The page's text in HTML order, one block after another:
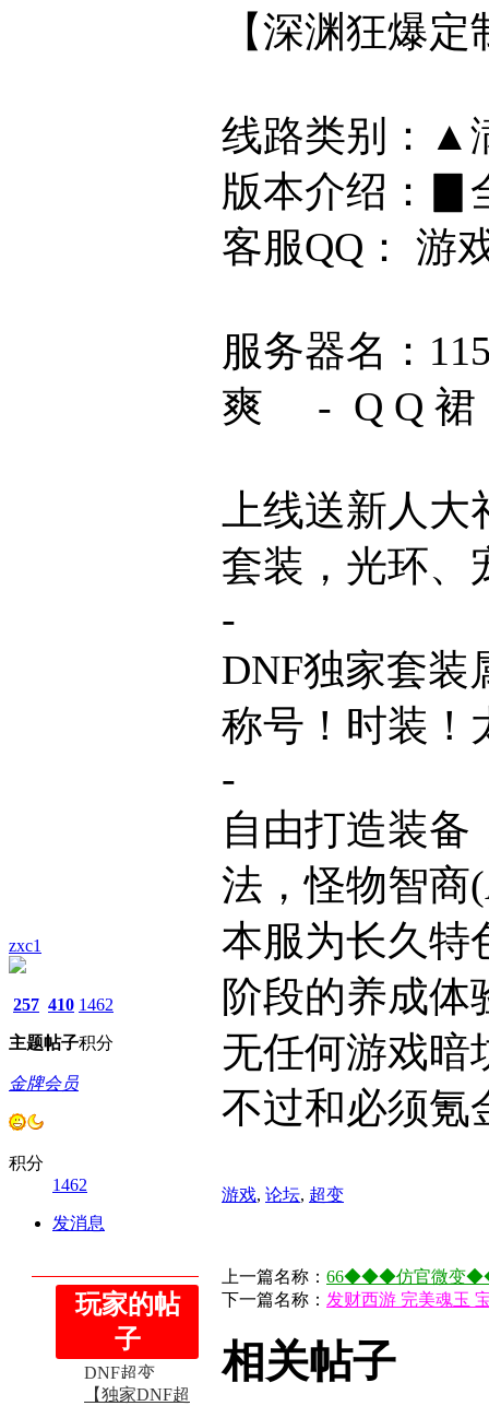
zxc1
257
主题
410
帖子
1462
积分
金牌会员
积分
1462
发消息
玩家的帖
子
【全新第二季
DNF超变
115】-100%CD
...
【全新第二季
DNF超变
115】-100%CD
【独家DNF超
【深渊狂爆
线路类别：▲
版本介绍：▊
客服QQ： 游
服务器名：
爽 - Q Q 裙
上线送新人
套装，光环、
-
DNF独家套
称号！时装！
-
自由打造装备
法，怪物智
本服为长久特
阶段的养成
无任何游戏暗
不过和必须氪
游戏, 论坛, 超变
上一篇名称： 66◆◆◆仿官微变
下一篇名称： 发财西游 完美魂玉
相关帖子